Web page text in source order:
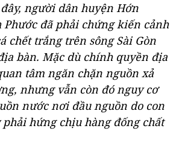
người dân huyện Hớn
đã phải chứng kiến cảnh
chết trắng trên sông Sài Gòn
bàn. Mặc dù chính quyền địa
tâm ngăn chặn nguồn xả
nhưng vẫn còn đó nguy cơ
nước nơi đầu nguồn do con
phải hứng chịu hàng đống chất